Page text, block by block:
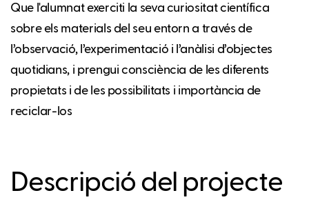
Que l'alumnat exerciti la seva curiositat científica
sobre els materials del seu entorn a través de
l’observació, l’experimentació i l’anàlisi d’objectes
quotidians, i prengui consciència de les diferents
propietats i de les possibilitats i importància de
reciclar-los
Descripció del projecte